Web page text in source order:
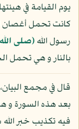
يوم القيامة في
كانت تحمل أغصان
رسول الله(صلى
بالنار و هي
قال في مجمع
بعد هذه السورة و
فيه تكذيب خبر